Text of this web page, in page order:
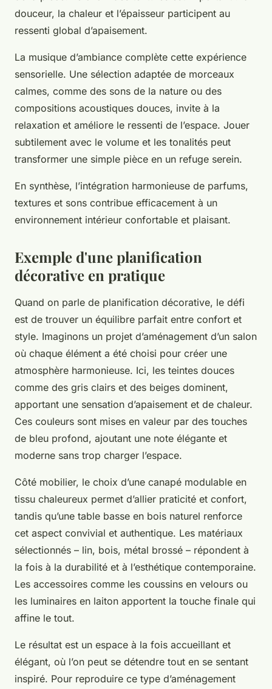
douceur, la chaleur et l’épaisseur participent au
ressenti global d’apaisement.
La musique d’ambiance complète cette expérience
sensorielle. Une sélection adaptée de morceaux
calmes, comme des sons de la nature ou des
compositions acoustiques douces, invite à la
relaxation et améliore le ressenti de l’espace. Jouer
subtilement avec le volume et les tonalités peut
transformer une simple pièce en un refuge serein.
En synthèse, l’intégration harmonieuse de parfums,
textures et sons contribue efficacement à un
environnement intérieur confortable et plaisant.
Exemple d'une planification
décorative en pratique
Quand on parle de planification décorative, le défi
est de trouver un équilibre parfait entre confort et
style. Imaginons un projet d’aménagement d’un salon
où chaque élément a été choisi pour créer une
atmosphère harmonieuse. Ici, les teintes douces
comme des gris clairs et des beiges dominent,
apportant une sensation d’apaisement et de chaleur.
Ces couleurs sont mises en valeur par des touches
de bleu profond, ajoutant une note élégante et
moderne sans trop charger l’espace.
Côté mobilier, le choix d’une canapé modulable en
tissu chaleureux permet d’allier praticité et confort,
tandis qu’une table basse en bois naturel renforce
cet aspect convivial et authentique. Les matériaux
sélectionnés – lin, bois, métal brossé – répondent à
la fois à la durabilité et à l’esthétique contemporaine.
Les accessoires comme les coussins en velours ou
les luminaires en laiton apportent la touche finale qui
affine le tout.
Le résultat est un espace à la fois accueillant et
élégant, où l’on peut se détendre tout en se sentant
inspiré. Pour reproduire ce type d’aménagement